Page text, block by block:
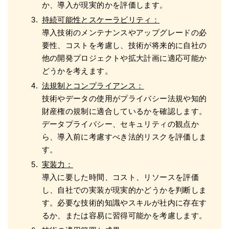
か、導入が現実的かを評価します。
持続可能性とスケーラビリティ：
導入技術のメンテナンスやアップグレードの必
要性、コストを考慮し、技術が将来的に自社の
他の開発プロジェクトや拡大計画に適応可能か
どうかを考えます。
法規制とコンプライアンス：
技術やデータの使用がプライバシー法規や知的
財産権の規制に適合しているかを確認します。
データプライバシー、セキュリティの観点か
ら、導入前に考慮すべき法的リスクを評価しま
す。
実装力：
導入に要した時間、コスト、リソースを評価
し、自社での実装が現実的かどうかを判断しま
す。必要な技術的知識やスキルが社内に存在す
るか、または容易に習得可能かを考慮します。